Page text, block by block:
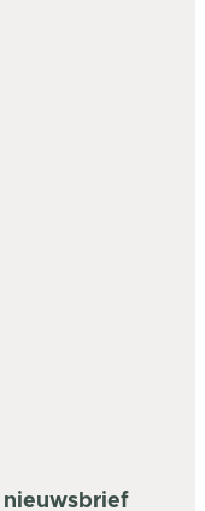
nieuwsbrief